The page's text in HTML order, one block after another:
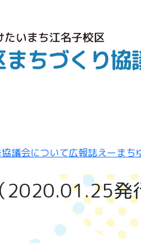
協議会について広報誌えーまち
2020.01.25発